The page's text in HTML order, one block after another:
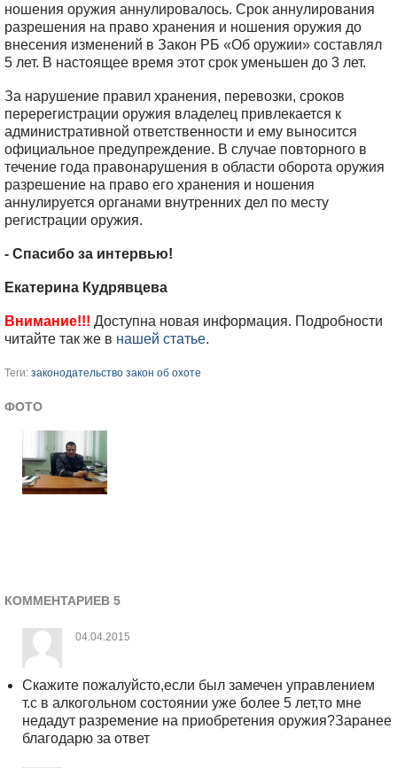
ношения оружия аннулировалось. Срок аннулирования
разрешения на право хранения и ношения оружия до
внесения изменений в Закон РБ «Об оружии» составлял
5 лет. В настоящее время этот срок уменьшен до 3 лет.
За нарушение правил хранения, перевозки, сроков
перерегистрации оружия владелец привлекается к
административной ответственности и ему выносится
официальное предупреждение. В случае повторного в
течение года правонарушения в области оборота оружия
разрешение на право его хранения и ношения
аннулируется органами внутренних дел по месту
регистрации оружия.
- Спасибо за интервью!
Екатерина Кудрявцева
Внимание!!! Доступна новая информация. Подробности
читайте так же в нашей статье.
Теги: законодательство закон об охоте
ФОТО
КОММЕНТАРИЕВ 5
04.04.2015
Скажите пожалуйсто,если был замечен управлением
т.с в алкогольном состоянии уже более 5 лет,то мне
недадут разремение на приобретения оружия?Заранее
благодарю за ответ